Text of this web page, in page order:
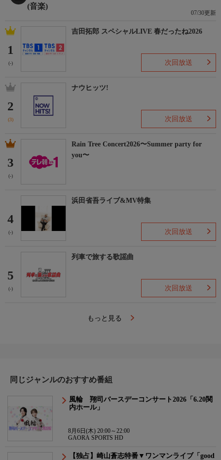
(音楽)
07/30更新
1
(-)
吉田拓郎 スペシャルLIVE 春だったね2026
次回放送
2
(3)
ナウヒッツ!
次回放送
3
(-)
Rain Tree Concert2026〜Summer party for
you〜
4
(-)
浜田省吾ライブ&MV特集
次回放送
5
(-)
列車で旅する歌謡曲
次回放送
もっと見る
同じジャンルのおすすめ番組
風輪 翔司バースデーコンサート2026「6.20関
内ホール」
8月6日(木) 20:00～22:00
GAORA SPORTS HD
【独占】崎山蒼志特番▼ワンマンライブ「good